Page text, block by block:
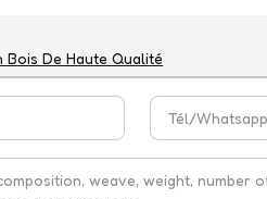
De Haute Qualité